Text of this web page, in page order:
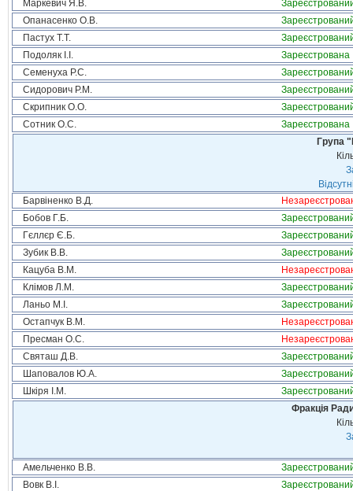
Маркевич Я.В.
Опанасенко О.В.
Пастух Т.Т.
Подоляк І.І.
Зареєстрована
Семенуха Р.С.
Сидорович Р.М.
Скрипник О.О.
Сотник О.С.
Зареєстрована
Група
Барвіненко В.Д.
Бобов Г.Б.
Гєллєр Є.Б.
Зубик В.В.
Кацуба В.М.
Клімов Л.М.
Ланьо М.І.
Остапчук В.М.
Пресман О.С.
Святаш Д.В.
Шаповалов Ю.А.
Шкіря І.М.
Фракція
Амельченко В.В.
Вовк В.І.